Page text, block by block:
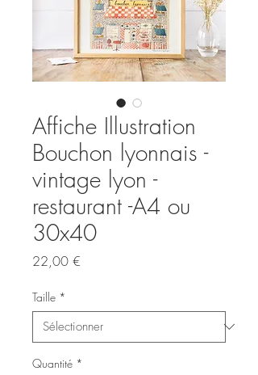
Affiche Illustration
Bouchon lyonnais -
vintage lyon -
restaurant -A4 ou
30x40
22,00 €
Taille *
Quantité *